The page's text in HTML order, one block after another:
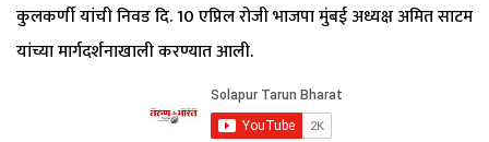
कुलकर्णी यांची निवड दि. 10 एप्रिल रोजी भाजपा मुंबई अध्यक्ष अमित साटम
यांच्या मार्गदर्शनाखाली करण्यात आली.